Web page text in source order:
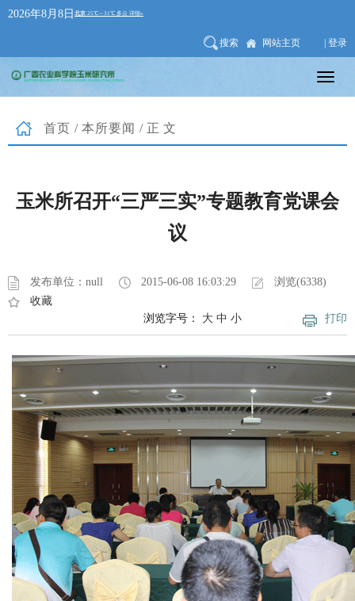
2026年8月8日
搜索 网站主页 | 登录
首页 / 本所要闻 /正文
玉米所召开“三严三实”专题教育党课会
议
发布单位：null 2015-06-08 16:03:29
浏览(6338)
收藏
打印
浏览字号： 大 中 小